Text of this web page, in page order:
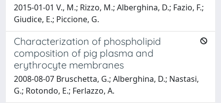
2015-01-01 V., M.; Rizzo, M.; Alberghina, D.; Fazio, F.;
Giudice, E.; Piccione, G.
Characterization of phospholipid
composition of pig plasma and
erythrocyte membranes
2008-08-07 Bruschetta, G.; Alberghina, D.; Nastasi,
G.; Rotondo, E.; Ferlazzo, A.